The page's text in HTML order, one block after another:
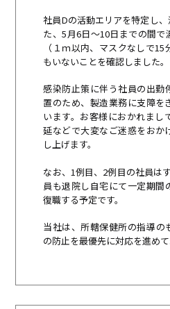
社員Dの活動エリアを特定し
た、5月6日～10日までの間
（１ｍ以内、 マスクなしで15
もいないことを確認しました。
感染防止策に伴う社員の出勤
置のため、 製造業務に支障を
います。 お客様におかれまし
延などで大変なご迷惑をおか
し上げます。
なお、1例目、2例目の社員は
員も退院し自宅にて一定期間
復職する予定です。
当社は、所轄保健所の指導の
の防止を最優先に対応を進めて